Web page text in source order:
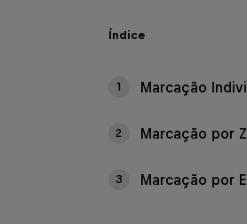
Índice
1 Marcação
2 Marcação por
3 Marcação por